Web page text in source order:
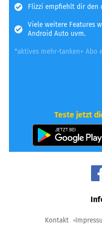
Flizzi empfiehlt dir den
Viele weitere Features
Android Auto uvm.
*aktives mehr-tanken+ Abo
Teste jetzt
Kontakt